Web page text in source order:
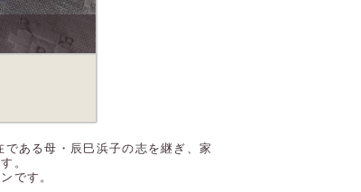
ある母・辰巳浜子の志を継ぎ、家
。
です。